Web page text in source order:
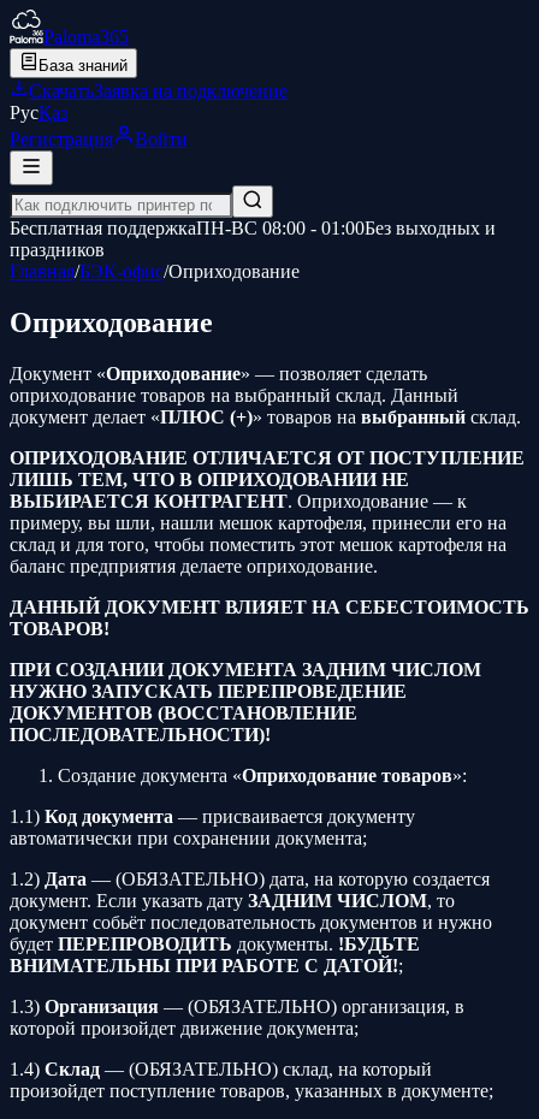
Paloma365
База знаний
СкачатьЗаявка на подключение
РусҚаз
Регистрация
Войти
Бесплатная поддержкаПН-ВС 08:00 - 01:00Без выходных и
праздников
Главная/БЭК-офис/Оприходование
Оприходование
Документ «Оприходование» — позволяет сделать
оприходование товаров на выбранный склад. Данный
документ делает «ПЛЮС (+)» товаров на выбранный склад.
ОПРИХОДОВАНИЕ ОТЛИЧАЕТСЯ ОТ ПОСТУПЛЕНИЕ
ЛИШЬ ТЕМ, ЧТО В ОПРИХОДОВАНИИ НЕ
ВЫБИРАЕТСЯ КОНТРАГЕНТ. Оприходование — к
примеру, вы шли, нашли мешок картофеля, принесли его на
склад и для того, чтобы поместить этот мешок картофеля на
баланс предприятия делаете оприходование.
ДАННЫЙ ДОКУМЕНТ ВЛИЯЕТ НА СЕБЕСТОИМОСТЬ
ТОВАРОВ!
ПРИ СОЗДАНИИ ДОКУМЕНТА ЗАДНИМ ЧИСЛОМ
НУЖНО ЗАПУСКАТЬ ПЕРЕПРОВЕДЕНИЕ
ДОКУМЕНТОВ (ВОССТАНОВЛЕНИЕ
ПОСЛЕДОВАТЕЛЬНОСТИ)!
Создание документа «Оприходование товаров»:
1.1) Код документа — присваивается документу
автоматически при сохранении документа;
1.2) Дата — (ОБЯЗАТЕЛЬНО) дата, на которую создается
документ. Если указать дату ЗАДНИМ ЧИСЛОМ, то
документ собьёт последовательность документов и нужно
будет ПЕРЕПРОВОДИТЬ документы. !БУДЬТЕ
ВНИМАТЕЛЬНЫ ПРИ РАБОТЕ С ДАТОЙ!;
1.3) Организация — (ОБЯЗАТЕЛЬНО) организация, в
которой произойдет движение документа;
1.4) Склад — (ОБЯЗАТЕЛЬНО) склад, на который
произойдет поступление товаров, указанных в документе;